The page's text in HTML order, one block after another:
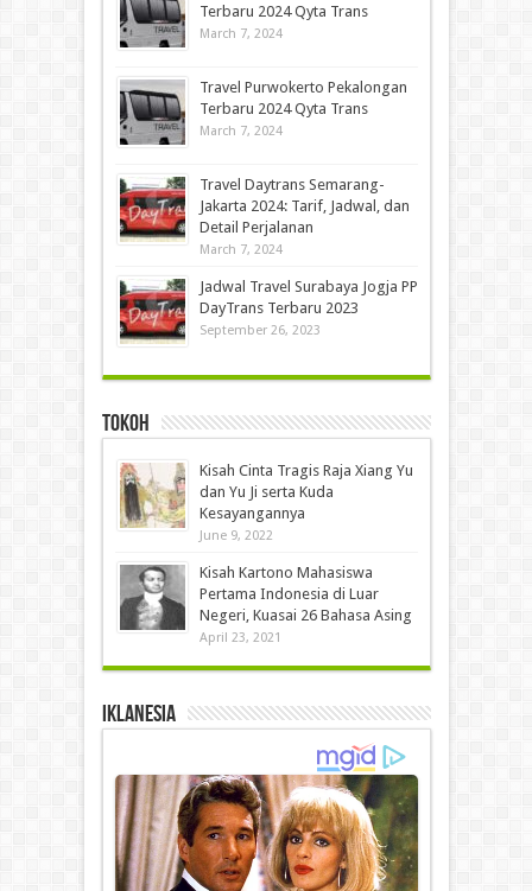
Terbaru 2024 Qyta Trans
March 7, 2024
Travel Purwokerto Pekalongan
Terbaru 2024 Qyta Trans
March 7, 2024
Travel Daytrans Semarang-
Jakarta 2024: Tarif, Jadwal, dan
Detail Perjalanan
March 7, 2024
Jadwal Travel Surabaya Jogja PP
DayTrans Terbaru 2023
September 26, 2023
Tokoh
Kisah Cinta Tragis Raja Xiang Yu
dan Yu Ji serta Kuda
Kesayangannya
June 9, 2022
Kisah Kartono Mahasiswa
Pertama Indonesia di Luar
Negeri, Kuasai 26 Bahasa Asing
April 23, 2021
IKLANESIA